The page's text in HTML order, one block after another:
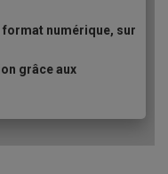
format numérique, sur
grâce aux